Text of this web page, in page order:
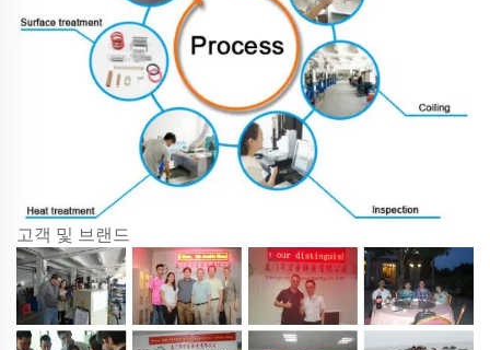
고객 및 브랜드